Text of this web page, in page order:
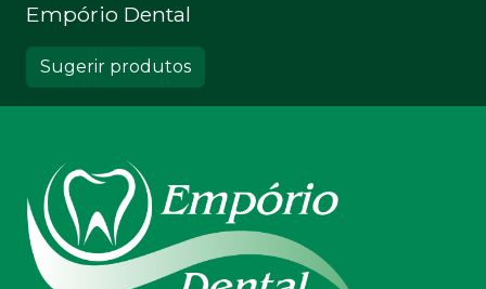
Empório Dental
Sugerir produtos